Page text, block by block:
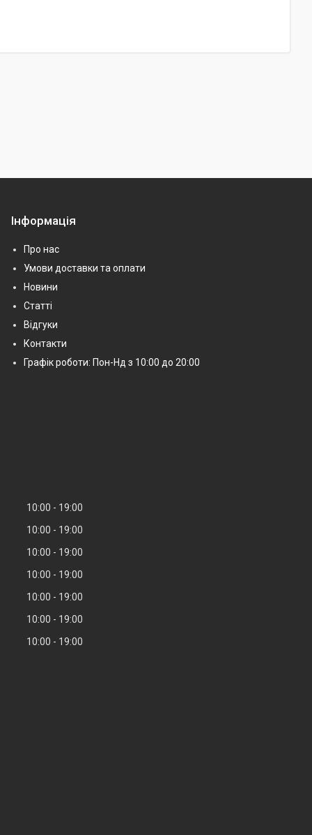
Інформація
Про нас
Умови доставки та оплати
Новини
Статті
Відгуки
Контакти
Графік роботи: Пон-Нд з 10:00 до 20:00
10:00
19:00
10:00
19:00
10:00
19:00
10:00
19:00
10:00
19:00
10:00
19:00
10:00 19:00